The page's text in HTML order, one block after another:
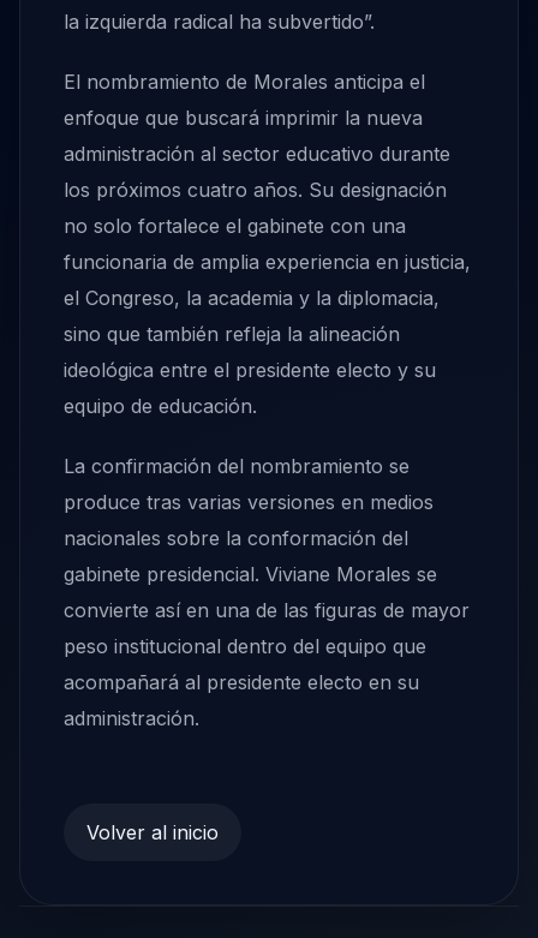
la izquierda radical ha subvertido”.
El nombramiento de Morales anticipa el
enfoque que buscará imprimir la nueva
administración al sector educativo durante
los próximos cuatro años. Su designación
no solo fortalece el gabinete con una
funcionaria de amplia experiencia en justicia,
el Congreso, la academia y la diplomacia,
sino que también refleja la alineación
ideológica entre el presidente electo y su
equipo de educación.
La confirmación del nombramiento se
produce tras varias versiones en medios
nacionales sobre la conformación del
gabinete presidencial. Viviane Morales se
convierte así en una de las figuras de mayor
peso institucional dentro del equipo que
acompañará al presidente electo en su
administración.
Volver al inicio